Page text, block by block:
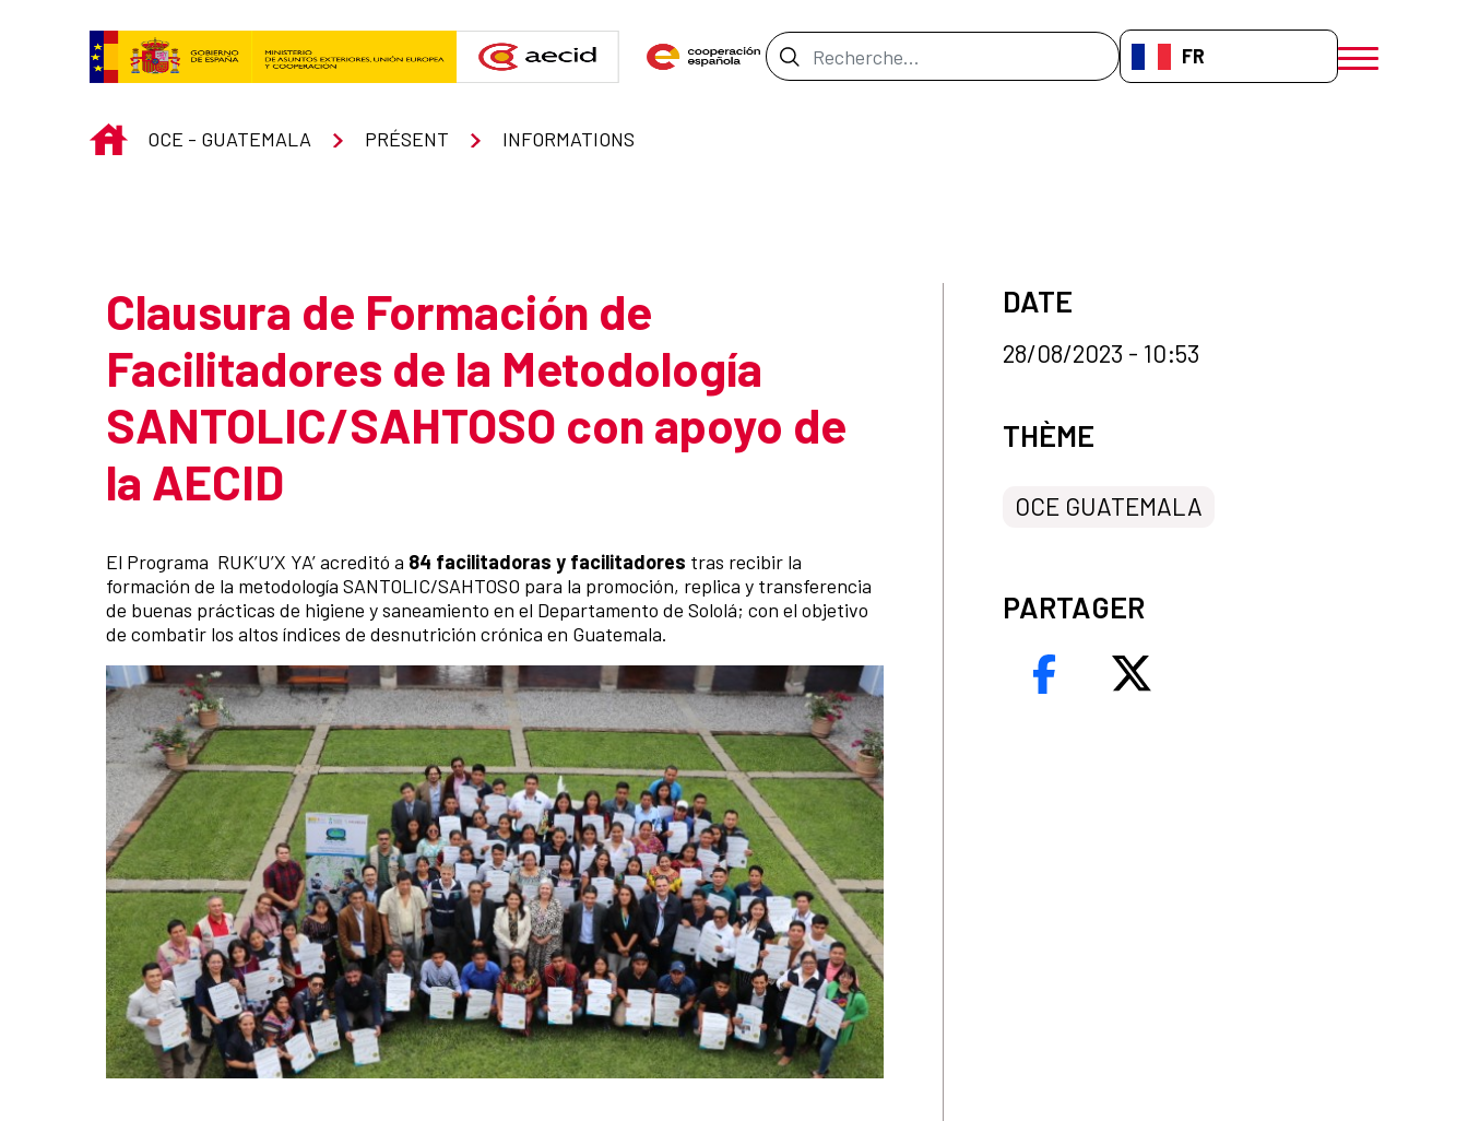
Barre de recherche FR-FR
menú móvil
INICIO
OCE - GUATEMALA PRÉSENT INFORMATIONS
Clausura de Formación de
Facilitadores de la Metodología
SANTOLIC/SAHTOSO con apoyo de
la AECID
El Programa RUK’U’X YA’ acreditó a 84 facilitadoras y facilitadores tras recibir la
formación de la metodología SANTOLIC/SAHTOSO para la promoción, replica y transferencia
de buenas prácticas de higiene y saneamiento en el Departamento de Sololá; con el objetivo
de combatir los altos índices de desnutrición crónica en Guatemala.
DATE
28/08/2023 - 10:53
Categorías de la noticia
THÈME
OCE GUATEMALA
PARTAGER